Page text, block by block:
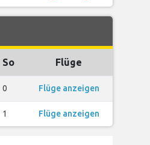
So Flüge
0 Flüge anzeigen
1 Flüge anzeigen